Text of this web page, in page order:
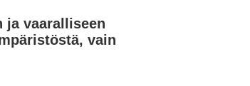
ja vaaralliseen
vain